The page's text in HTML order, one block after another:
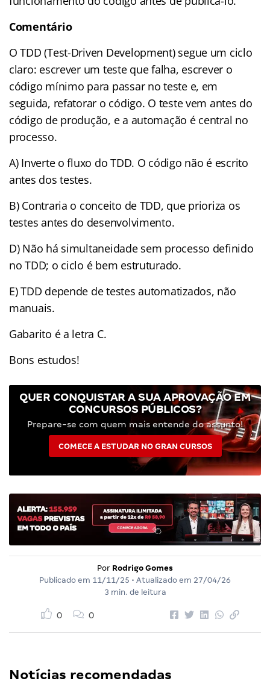
Comentário
O TDD (Test-Driven Development) segue um ciclo
claro: escrever um teste que falha, escrever o
código mínimo para passar no teste e, em
seguida, refatorar o código. O teste vem antes do
código de produção, e a automação é central no
processo.
A) Inverte o fluxo do TDD. O código não é escrito
antes dos testes.
B) Contraria o conceito de TDD, que prioriza os
testes antes do desenvolvimento.
D) Não há simultaneidade sem processo definido
no TDD; o ciclo é bem estruturado.
E) TDD depende de testes automatizados, não
manuais.
Gabarito é a letra C.
Bons estudos!
QUER CONQUISTAR A SUA APROVAÇÃO EM
CONCURSOS PÚBLICOS?
Prepare-se com quem mais entende do assunto!
COMECE A ESTUDAR NO GRAN CURSOS
Por Rodrigo Gomes
Publicado em 11/11/25 • Atualizado em 27/04/26
3 min. de leitura
0 0
Notícias recomendadas